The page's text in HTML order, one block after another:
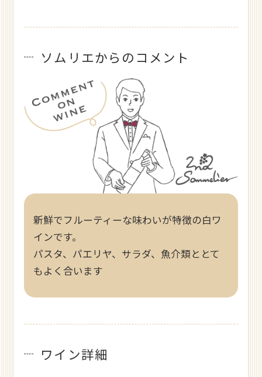
ソムリエからのコメント
新鮮でフルーティーな味わいが特徴の白ワ
インです。
パスタ、パエリヤ、サラダ、魚介類ととて
もよく合います
ワイン詳細